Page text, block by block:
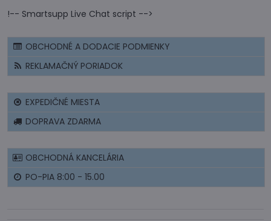
!-- Smartsupp Live Chat script -->
OBCHODNÉ A DODACIE PODMIENKY
REKLAMAČNÝ PORIADOK
EXPEDIČNÉ MIESTA
DOPRAVA ZDARMA
OBCHODNÁ KANCELÁRIA
PO-PIA 8:00 - 15.00